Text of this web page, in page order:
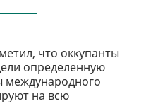
что оккупанты
определенную
международного
на всю